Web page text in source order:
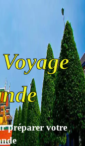
préparer votre